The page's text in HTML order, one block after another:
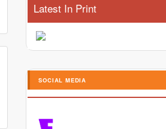
Latest In Print
SOCIAL MEDIA